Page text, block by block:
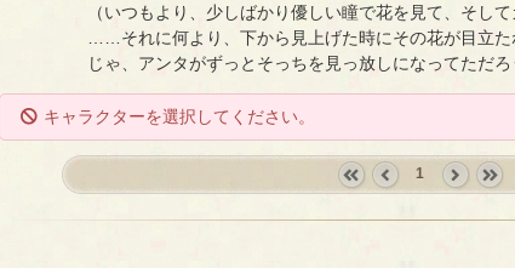
（いつもより、少しばかり優しい瞳で花を見て、そして
……それに何より、下から見上げた時にその花が目立
じゃ、アンタがずっとそっちを見っ放しになってただろ
キャラクターを選択してください。
1